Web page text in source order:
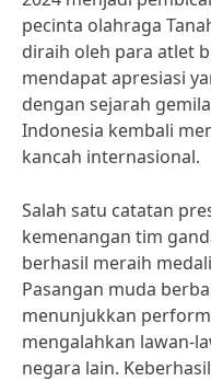
pecinta olahraga
diraih oleh para atlet
mendapat apresiasi
dengan sejarah
Indonesia kembali
kancah internasional.
Salah satu catatan
kemenangan tim
berhasil meraih
Pasangan muda
menunjukkan
mengalahkan lawan-
negara lain.